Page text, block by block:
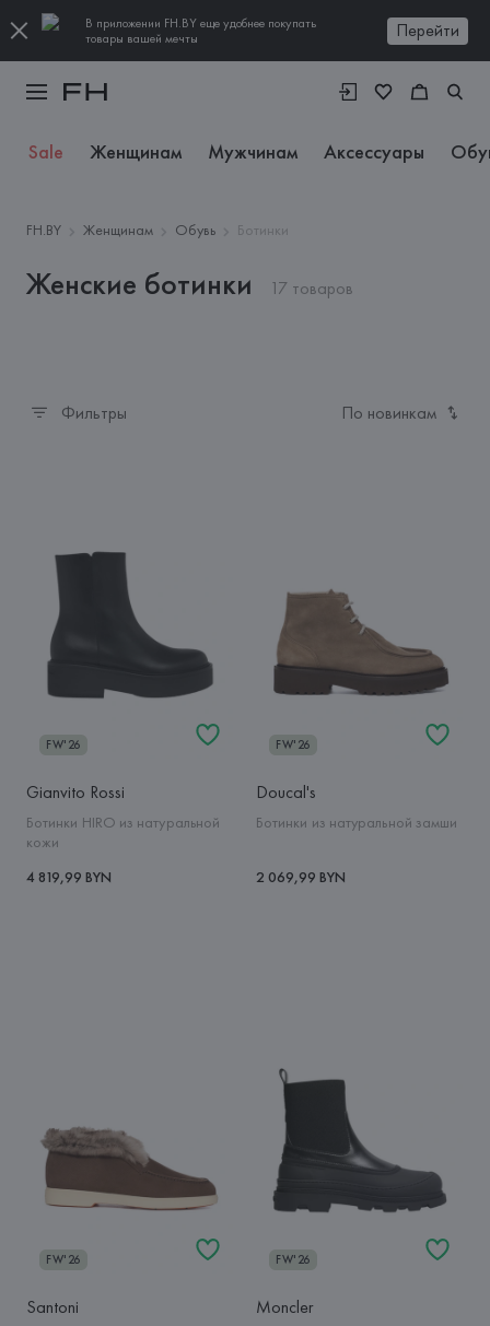
В приложении FH.BY еще удобнее покупать
товары вашей мечты
Перейти
Sale Женщинам Мужчинам Аксессуары
FH.BY Женщинам Обувь Ботинки
Женские ботинки 17 товаров
Фильтры По новинкам
FW'26
Gianvito Rossi
Ботинки HIRO из натуральной
кожи
4 819,99 BYN
FW'26
Doucal's
Ботинки из натуральной замши
2 069,99 BYN
FW'26
Santoni
FW'26
Moncler